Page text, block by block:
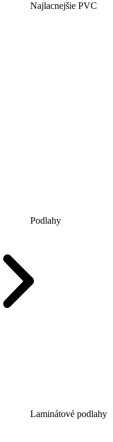
Najlacnejšie PVC
Podlahy
Laminátové podlahy